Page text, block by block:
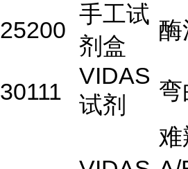
25200
手工试
剂盒
酶
30111
VIDAS
试剂
弯